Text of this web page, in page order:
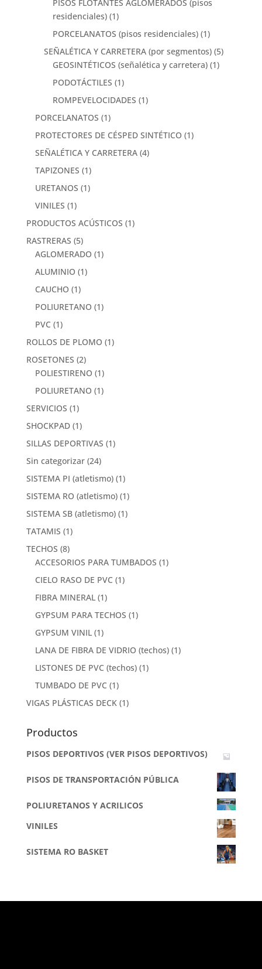
PISOS FLOTANTES AGLOMERADOS (pisos
residenciales) (1)
PORCELANATOS (pisos residenciales) (1)
SEÑALÉTICA Y CARRETERA (por segmentos) (5)
GEOSINTÉTICOS (señalética y carretera) (1)
PODOTÁCTILES (1)
ROMPEVELOCIDADES (1)
PORCELANATOS (1)
PROTECTORES DE CÉSPED SINTÉTICO (1)
SEÑALÉTICA Y CARRETERA (4)
TAPIZONES (1)
URETANOS (1)
VINILES (1)
PRODUCTOS ACÚSTICOS (1)
RASTRERAS (5)
AGLOMERADO (1)
ALUMINIO (1)
CAUCHO (1)
POLIURETANO (1)
PVC (1)
ROLLOS DE PLOMO (1)
ROSETONES (2)
POLIESTIRENO (1)
POLIURETANO (1)
SERVICIOS (1)
SHOCKPAD (1)
SILLAS DEPORTIVAS (1)
Sin categorizar (24)
SISTEMA PI (atletismo) (1)
SISTEMA RO (atletismo) (1)
SISTEMA SB (atletismo) (1)
TATAMIS (1)
TECHOS (8)
ACCESORIOS PARA TUMBADOS (1)
CIELO RASO DE PVC (1)
FIBRA MINERAL (1)
GYPSUM PARA TECHOS (1)
GYPSUM VINIL (1)
LANA DE FIBRA DE VIDRIO (techos) (1)
LISTONES DE PVC (techos) (1)
TUMBADO DE PVC (1)
VIGAS PLÁSTICAS DECK (1)
Productos
PISOS DEPORTIVOS (VER PISOS DEPORTIVOS)
PISOS DE TRANSPORTACIÓN PÚBLICA
POLIURETANOS Y ACRILICOS
VINILES
SISTEMA RO BASKET